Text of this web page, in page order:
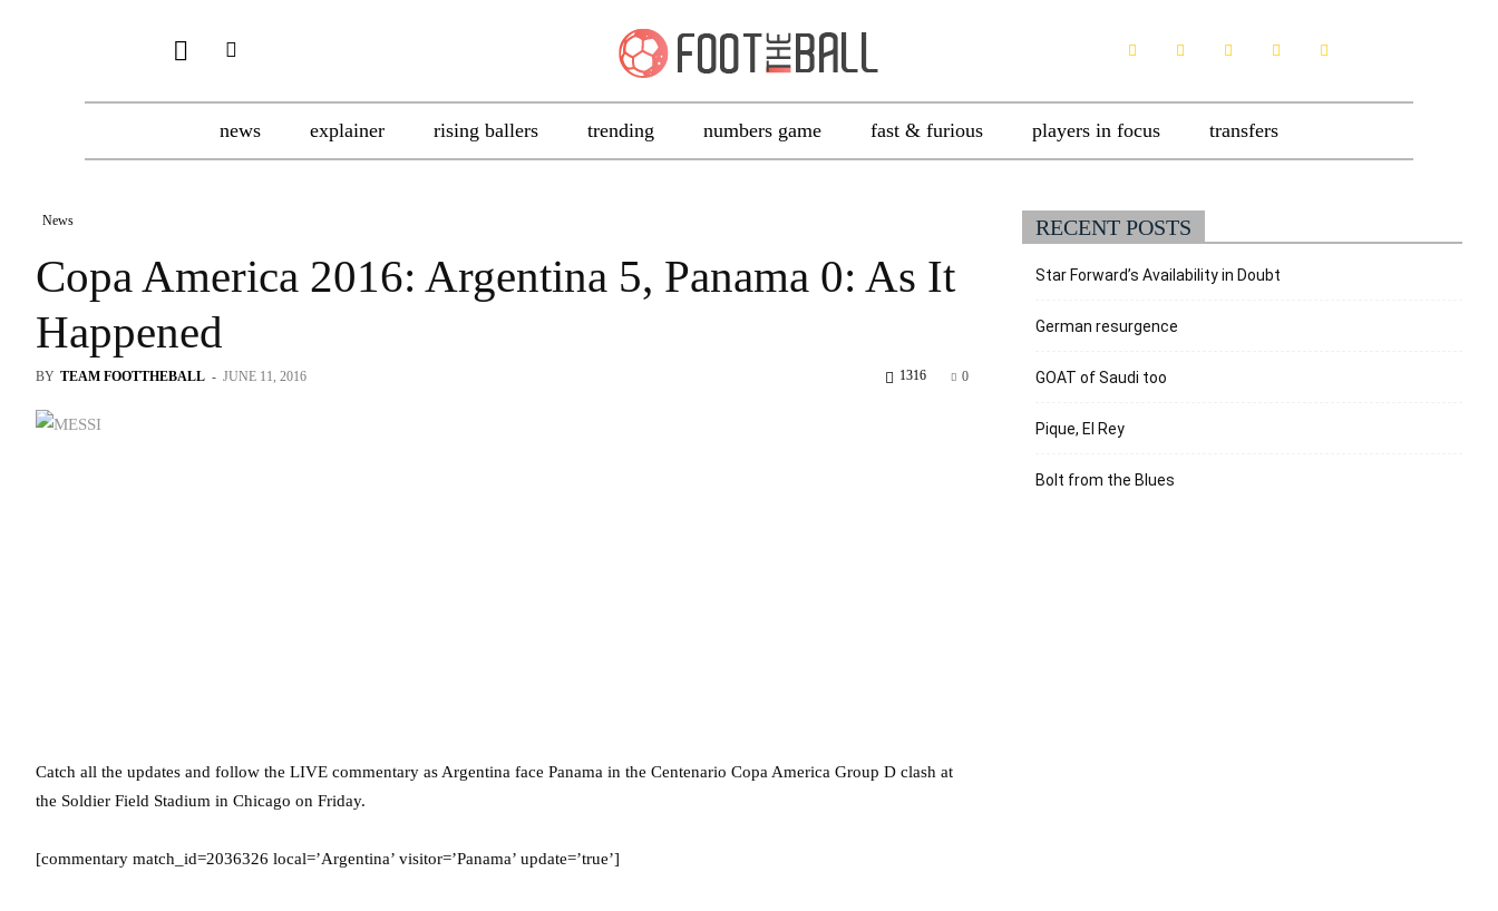
news explainer rising ballers trending numbers game fast & furious players in focus transfers
News
Copa America 2016: Argentina 5, Panama 0: As It
Happened
BY TEAM FOOTTHEBALL - JUNE 11, 2016 0
1316
Catch all the updates and follow the LIVE commentary as Argentina face Panama in the Centenario Copa America Group D clash at
the Soldier Field Stadium in Chicago on Friday.
[commentary match_id=2036326 local=’Argentina’ visitor=’Panama’ update=’true’]
RECENT POSTS
Star Forward’s Availability in Doubt
German resurgence
GOAT of Saudi too
Pique, El Rey
Bolt from the Blues